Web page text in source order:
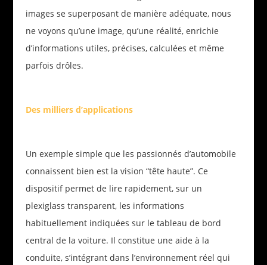
images se superposant de manière adéquate, nous
ne voyons qu’une image, qu’une réalité, enrichie
d’informations utiles, précises, calculées et même
parfois drôles.
Des milliers d’applications
Un exemple simple que les passionnés d’automobile
connaissent bien est la vision “tête haute”. Ce
dispositif permet de lire rapidement, sur un
plexiglass transparent, les informations
habituellement indiquées sur le tableau de bord
central de la voiture. Il constitue une aide à la
conduite, s’intégrant dans l’environnement réel qui